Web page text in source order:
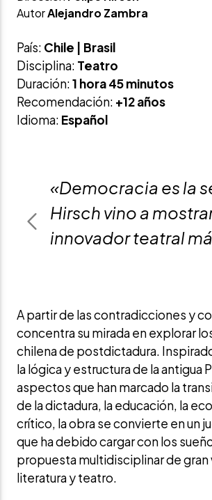
AutorAlejandro Zambra
País: Chile | Brasil
Disciplina: Teatro
Duración:1 hora 45 minutos
Recomendación: +12 años
Idioma: Español
Previous
«Democracia es la
Hirsch vino a
innovador teatral
A partir de las contradicciones y
concentra su mirada en explorar
chilena de postdictadura.
la lógica y estructura de la antigua
aspectos que han marcado la
de la dictadura, la educación, la
crítico, la obra se convierte en un
que ha debido cargar con los
propuesta multidisciplinar de
literatura y teatro.